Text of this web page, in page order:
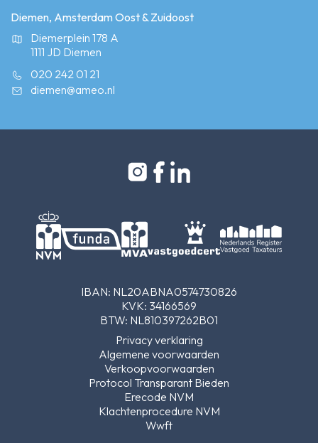
Diemen, Amsterdam Oost & Zuidoost
Diemerplein 178 A
1111 JD Diemen
020 242 01 21
diemen@ameo.nl
IBAN: NL20ABNA0574730826
KVK: 34166569
BTW: NL810397262B01
Privacy verklaring
Algemene voorwaarden
Verkoopvoorwaarden
Protocol Transparant Bieden
Erecode NVM
Klachtenprocedure NVM
Wwft